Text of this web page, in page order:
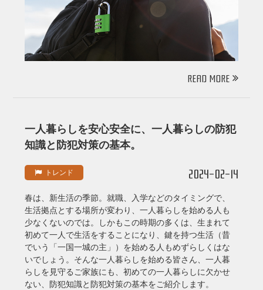
READ MORE
一人暮らしを安心安全に、一人暮らしの防犯
知識と防犯対策の基本。
トレンド 2024-02-14
春は、新生活の季節。就職、入学などのタイミングで、
生活拠点とする場所が変わり、一人暮らしを始める人も
少なくないのでは。しかもこの時期の多くは、生まれて
初めて一人で生活をすることになり、鍵を持つ生活（昔
でいう「一国一城の主」）を始める人もめずらしくはな
いでしょう。そんな一人暮らしを始める皆さん、一人暮
らしを見守るご家族にも、初めての一人暮らしに欠かせ
ない、防犯知識と防犯対策の基本をご紹介します。